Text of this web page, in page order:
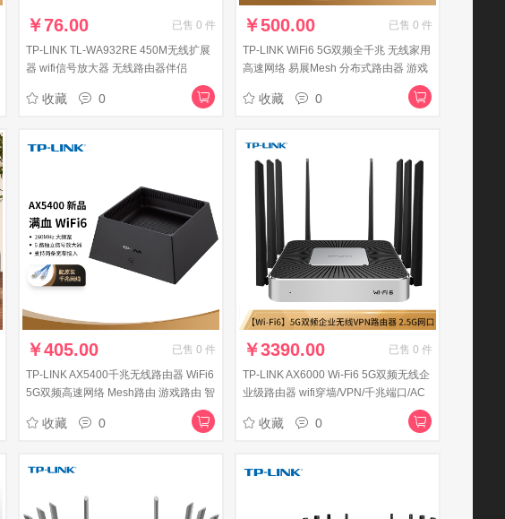
￥76.00 已售 0 件
TP-LINK TL-WA932RE 450M无线扩展
器 wifi信号放大器 无线路由器伴侣
收藏 0
￥500.00 已售 0 件
TP-LINK WiFi6 5G双频全千兆 无线家用
高速网络 易展Mesh 分布式路由器 游戏
收藏 0
￥405.00 已售 0 件
TP-LINK AX5400千兆无线路由器 WiFi6
5G双频高速网络 Mesh路由 游戏路由 智
收藏 0
￥3390.00 已售 0 件
TP-LINK AX6000 Wi-Fi6 5G双频无线企
业级路由器 wifi穿墙/VPN/千兆端口/AC
收藏 0